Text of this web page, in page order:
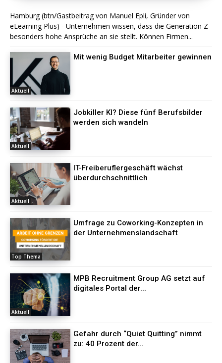
Hamburg (btn/Gastbeitrag von Manuel Epli, Gründer von
eLearning Plus) - Unternehmen wissen, dass die Generation Z
besonders hohe Ansprüche an sie stellt. Können Firmen...
Aktuell
Mit wenig Budget Mitarbeiter gewinnen
Aktuell
Jobkiller KI? Diese fünf Berufsbilder
werden sich wandeln
Aktuell
IT-Freiberuflergeschäft wächst
überdurchschnittlich
Top Thema
Umfrage zu Coworking-Konzepten in
der Unternehmenslandschaft
Aktuell
MPB Recruitment Group AG setzt auf
digitales Portal der...
Gefahr durch “Quiet Quitting” nimmt
zu: 40 Prozent der...